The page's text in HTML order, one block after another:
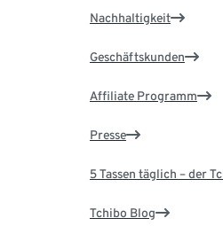
Nachhaltigkeit
Geschäftskunden
Affiliate Programm
Presse
5 Tassen täglich – der
Tchibo Blog